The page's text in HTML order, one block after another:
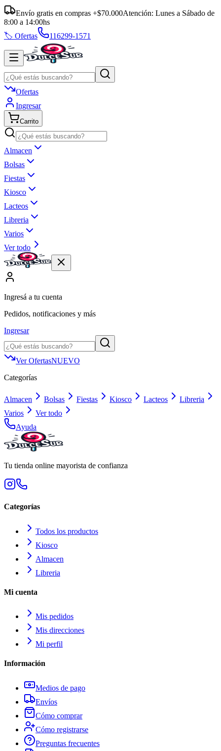
Envío gratis en compras +$70.000Atención: Lunes a Sábado de
8:00 a 14:00hs
🏷️ Ofertas
116299-1571
Ofertas
Ingresar
Carrito
Almacen
Bolsas
Fiestas
Kiosco
Lacteos
Libreria
Varios
Ver todo
Ingresá a tu cuenta
Pedidos, notificaciones y más
Ingresar
Ver OfertasNUEVO
Categorías
Almacen Bolsas Fiestas Kiosco Lacteos
Libreria
Varios
Ver todo
Ayuda
Tu tienda online mayorista de confianza
Categorías
Todos los productos
Kiosco
Almacen
Libreria
Mi cuenta
Mis pedidos
Mis direcciones
Mi perfil
Información
Medios de pago
Envíos
Cómo comprar
Cómo registrarse
Preguntas frecuentes